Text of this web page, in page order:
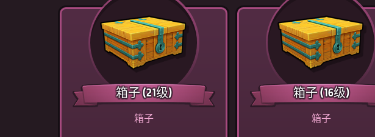
箱子(21级)
箱子
箱子(16级)
箱子